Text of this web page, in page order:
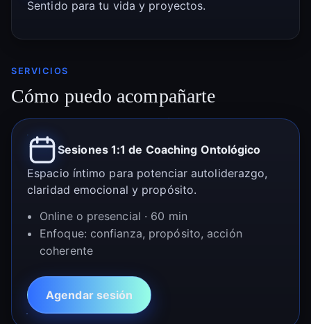
Sentido para tu vida y proyectos.
SERVICIOS
Cómo puedo acompañarte
Sesiones 1:1 de Coaching Ontológico
Espacio íntimo para potenciar autoliderazgo,
claridad emocional y propósito.
Online o presencial · 60 min
Enfoque: confianza, propósito, acción
coherente
Agendar sesión